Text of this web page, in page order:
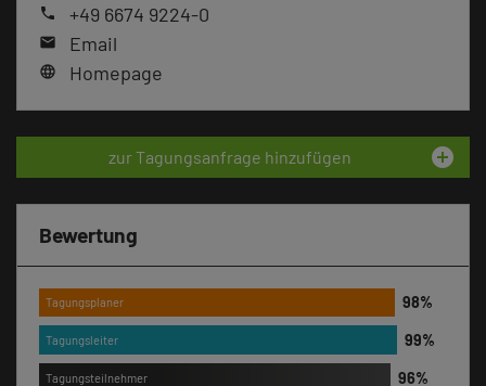
phone +49 6674 9224-0
mail Email
language Homepage
zur Tagungsanfrage hinzufügen add_circle
Bewertung
Tagungsplaner
Tagungsleiter
Tagungsteilnehmer